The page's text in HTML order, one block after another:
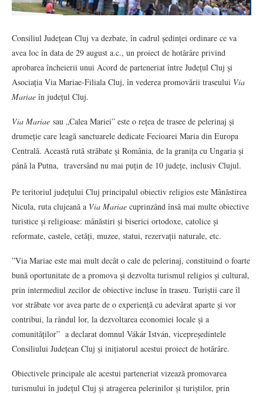
Consiliul Județean Cluj va dezbate, în cadrul ședinței ordinare ce va
avea loc în data de 29 august a.c., un proiect de hotărâre privind
aprobarea încheierii unui Acord de parteneriat între Județul Cluj și
Asociația Via Mariae-Filiala Cluj, în vederea promovării traseului Via
Mariae în județul Cluj.
Via Mariae sau „Calea Mariei” este o rețea de trasee de pelerinaj și
drumeție care leagă sanctuarele dedicate Fecioarei Maria din Europa
Centrală. Această rută străbate și România, de la granița cu Ungaria și
până la Putna, traversând nu mai puțin de 10 județe, inclusiv Clujul.
Pe teritoriul județului Cluj principalul obiectiv religios este Mânăstirea
Nicula, ruta clujeană a Via Mariae cuprinzând însă mai multe obiective
turistice și religioase: mânăstiri și biserici ortodoxe, catolice și
reformate, castele, cetăți, muzee, statui, rezervații naturale, etc.
”Via Mariae este mai mult decât o cale de pelerinaj, constituind o foarte
bună oportunitate de a promova și dezvolta turismul religios și cultural,
prin intermediul zecilor de obiective incluse în traseu. Turiștii care îl
vor străbate vor avea parte de o experiență cu adevărat aparte și vor
contribui, la rândul lor, la dezvoltarea economiei locale și a
comunităților” a declarat domnul Vákár István, vicepreședintele
Consiliului Județean Cluj și inițiatorul acestui proiect de hotărâre.
Obiectivele principale ale acestui parteneriat vizează promovarea
turismului în județul Cluj și atragerea pelerinilor și turiștilor, prin